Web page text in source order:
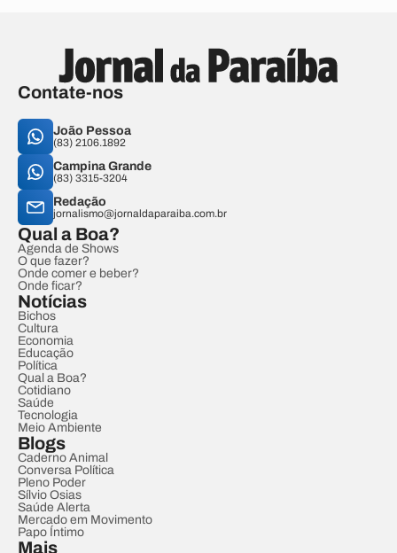
Contate-nos
João Pessoa
(83) 2106.1892
Campina Grande
(83) 3315-3204
Redação
jornalismo@jornaldaparaiba.com.br
Qual a Boa?
Agenda de Shows
O que fazer?
Onde comer e beber?
Onde ficar?
Notícias
Bichos
Cultura
Economia
Educação
Política
Qual a Boa?
Cotidiano
Saúde
Tecnologia
Meio Ambiente
Blogs
Caderno Animal
Conversa Política
Pleno Poder
Sílvio Osias
Saúde Alerta
Mercado em Movimento
Papo Íntimo
Mais